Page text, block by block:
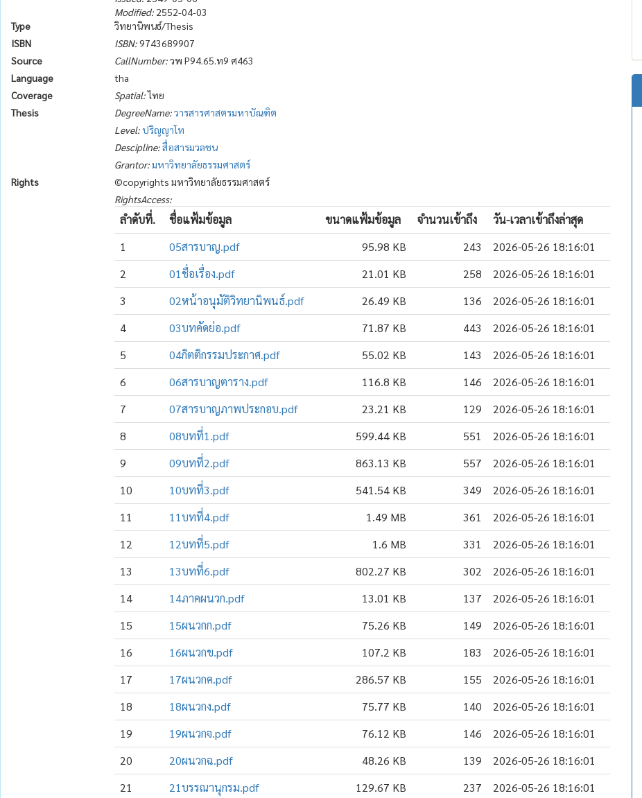
Modified: 2552-04-03
Type
วิทยานิพนธ์/Thesis
ISBN
ISBN:9743689907
Source
CallNumber:วพ P94.65.ท9 ศ463
Language
tha
Coverage
Spatial:ไทย
Thesis
DegreeName:วารสารศาสตรมหาบัณฑิต
Level:ปริญญาโท
Descipline:สื่อสารมวลชน
Grantor:มหาวิทยาลัยธรรมศาสตร์
Rights
©copyrights มหาวิทยาลัยธรรมศาสตร์
RightsAccess:
ลำดับที่. ชื่อแฟ้มข้อมูล ขนาดแฟ้มข้อมูล จำนวนเข้าถึง
วัน-เวลาเข้าถึงล่าสุด
1
05สารบาญ.pdf 95.98 KB 243
2026-05-26 18:16:01
2
01ชื่อเรื่อง.pdf 21.01 KB 258
2026-05-26 18:16:01
3
02หน้าอนุมัติวิทยานิพนธ์.pdf 26.49 KB 136
2026-05-26 18:16:01
4
03บทคัดย่อ.pdf 71.87 KB 443
2026-05-26 18:16:01
5
04กิตติกรรมประกาศ.pdf 55.02 KB 143
2026-05-26 18:16:01
6
06สารบาญตาราง.pdf 116.8 KB 146
2026-05-26 18:16:01
7
07สารบาญภาพประกอบ.pdf 23.21 KB 129
2026-05-26 18:16:01
8
08บทที่1.pdf 599.44 KB 551
2026-05-26 18:16:01
9
09บทที่2.pdf 863.13 KB 557
2026-05-26 18:16:01
10
10บทที่3.pdf 541.54 KB 349
2026-05-26 18:16:01
11
11บทที่4.pdf 1.49 MB 361
2026-05-26 18:16:01
12
12บทที่5.pdf 1.6 MB 331
2026-05-26 18:16:01
13
13บทที่6.pdf 802.27 KB 302
2026-05-26 18:16:01
14
14ภาคผนวก.pdf 13.01 KB 137
2026-05-26 18:16:01
15
15ผนวกก.pdf 75.26 KB 149
2026-05-26 18:16:01
16
16ผนวกข.pdf 107.2 KB 183
2026-05-26 18:16:01
17
17ผนวกค.pdf 286.57 KB 155
2026-05-26 18:16:01
18
18ผนวกง.pdf 75.77 KB 140
2026-05-26 18:16:01
19
19ผนวกจ.pdf 76.12 KB 146
2026-05-26 18:16:01
20
20ผนวกฉ.pdf 48.26 KB 139
2026-05-26 18:16:01
21
21บรรณานุกรม.pdf 129.67 KB 237
2026-05-26 18:16:01